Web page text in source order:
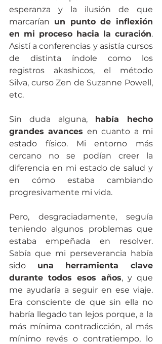
esperanza y la ilusión de que
marcarían un punto de inflexión
en mi proceso hacia la curación.
Asistí a conferencias y asistía cursos
de distinta índole como los
registros akashicos, el método
Silva, curso Zen de Suzanne Powell,
etc.
Sin duda alguna, había hecho
grandes avances en cuanto a mi
estado físico. Mi entorno más
cercano no se podían creer la
diferencia en mi estado de salud y
en cómo estaba cambiando
progresivamente mi vida.
Pero, desgraciadamente, seguía
teniendo algunos problemas que
estaba empeñada en resolver.
Sabía que mi perseverancia había
sido una herramienta clave
durante todos esos años, y que
me ayudaría a seguir en ese viaje.
Era consciente de que sin ella no
habría llegado tan lejos porque, a la
más mínima contradicción, al más
mínimo revés o contratiempo, lo